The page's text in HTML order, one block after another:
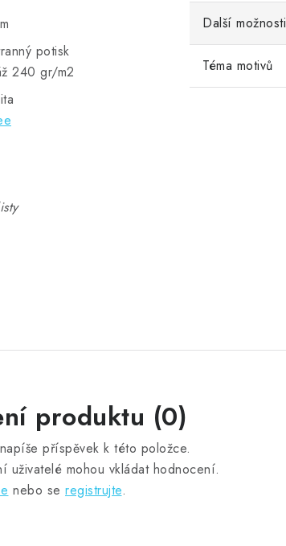
potisk
240 gr/m2
Další možnosti
Téma motivů
produktu (0)
příspěvek k této položce.
uživatelé mohou vkládat hodnocení.
nebo se registrujte.